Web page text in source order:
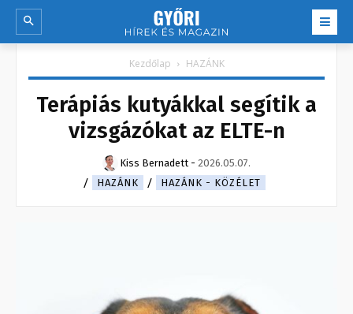
Kezdőlap HAZÁNK
Terápiás kutyákkal segítik a
vizsgázókat az ELTE-n
Kiss Bernadett - 2026.05.07.
HAZÁNK
HAZÁNK - KÖZÉLET